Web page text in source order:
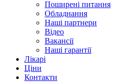
Поширені питання
Обладнання
Наші партнери
Відео
Вакансії
Наші гарантії
Лікарі
Ціни
Контакти